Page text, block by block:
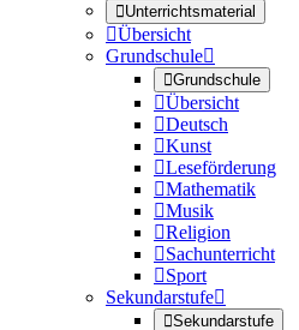
Unterrichtsmaterial
Übersicht
Grundschule
Grundschule
Übersicht
Deutsch
Kunst
Leseförderung
Mathematik
Musik
Religion
Sachunterricht
Sport
Sekundarstufe
Sekundarstufe